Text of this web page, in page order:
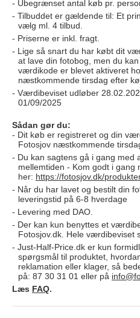
Ubegrænset antal køb pr.
Tilbuddet er gældende til: Et
vælg ml. 4 tilbud.
Priserne er inkl. fragt.
Lige så snart du har købt dit
at lave din fotobog, men du
værdikode er blevet aktiveret
næstkommende tirsdag efter
Værdibeviset udløber
01/09/2025
Sådan gør du:
Dit køb er registreret og din
Fotosjov næstkommende
Du kan sagtens gå i gang med
mellemtiden - Kom godt i gang
her: https://fotosjov.dk/
Når du har lavet og bestilt din
leveringstid på 6-8 hverdage
Levering med DAO.
Der kan kun benyttes et
Fotosjov.dk. Hele værdibeviset
Just-Half-Price.dk er kun
spørgsmål til produktet,
reklamation eller klager, så
på: 87 30 31 01 eller på
Læs FAQ.